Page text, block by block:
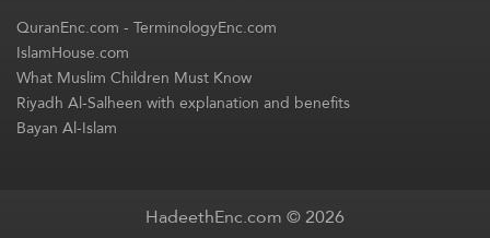
QuranEnc.com-TerminologyEnc.com
IslamHouse.com
What Muslim Children Must Know
Riyadh Al-Salheen with explanation and benefits
Bayan Al-Islam
HadeethEnc.com © 2026